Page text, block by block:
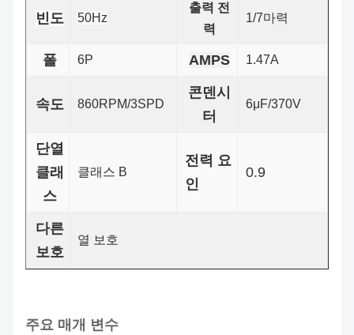
빈도 50Hz
출력 전
력
1/7마력
폴 6P AMPS 1.47A
속도 860RPM/3SPD
콘덴시
터
6μF/370V
단열
클래
스
클래스 B
전력 요
인
0.9
다른
보호
열 보호
주요 매개 변수